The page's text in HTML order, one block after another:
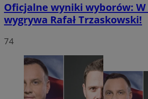
Oficjalne wyniki wyborów: W
wygrywa Rafał Trzaskowski!
74